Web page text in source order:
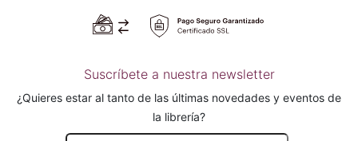
Suscríbete a nuestra newsletter
¿Quieres estar al tanto de las últimas novedades y eventos de
la librería?